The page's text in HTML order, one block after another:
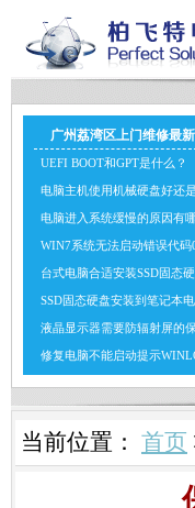
广州荔湾区上门维修最
UEFI BOOT和GPT是什么？
电脑主机使用机械硬盘好还
电脑进入系统缓慢的原因有
WIN7系统无法启动错误代码
台式电脑合适安装SSD固态
SSD固态硬盘安装到笔记本
液晶显示器需要防辐射屏的
修复电脑不能启动提示
当前位置： 首页